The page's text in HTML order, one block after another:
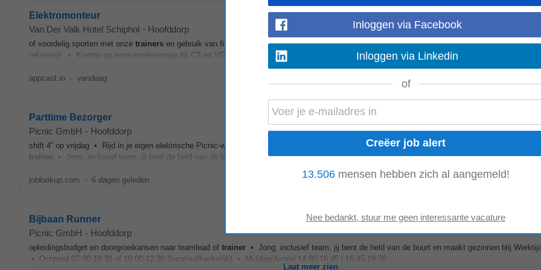
Elektromonteur
Van Der Valk Hotel Schiphol - Hoofddorp
of voordelig sporten met onze trainers en gebruik van fitnessfaciliteiten. • Reiskostenvergoeding van €0,23 per km (eerste 5 km enkele reis voor
rekening). • Korting op zorgverzekeringen bij CZ en VGZ. • Een collegiale en professionele werkomgeving...
Laat meer zien
appcast.io - vandaag
Parttime Bezorger
Picnic GmbH - Hoofddorp
shift 4” op vrijdag • Rijd in je eigen elektrische Picnic-wagen met bluetooth voor je playlist • €200 opleidingsbudget en doorgroeikansen naar
trainer • Jong, inclusief team; jij bent de held van de buurt en maakt gezinnen blij Werktijden...
joblookup.com - 6 dagen geleden
Bijbaan Runner
Picnic GmbH - Hoofddorp
opleidingsbudget en doorgroeikansen naar teamlead of trainer • Jong, inclusief team; jij bent de held van de buurt en maakt gezinnen blij
• Ochtend 07:00-10:30 of 10:00-12:30 (locatieafhankelijk) • Middag/Avond 14:00-16:45 | 16:45-19:30...
Laat meer zien
Inloggen via Facebook
Inloggen via Linkedin
of
13.506 mensen hebben zich al aangemeld!